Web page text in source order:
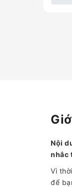
Nội
nhắc
Vì
để